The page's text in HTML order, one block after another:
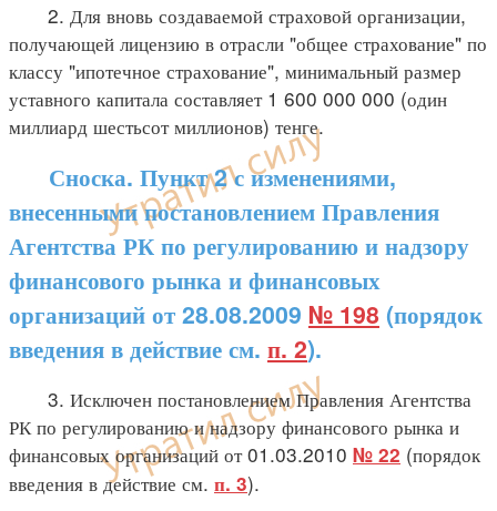
2. Для вновь создаваемой страховой организации,
получающей лицензию в отрасли "общее страхование" по
классу "ипотечное страхование", минимальный размер
уставного капитала составляет 1 600 000 000 (один
миллиард шестьсот миллионов) тенге.
Сноска. Пункт 2 с изменениями,
внесенными постановлением Правления
Агентства РК по регулированию и надзору
финансового рынка и финансовых
организаций от 28.08.2009 № 198 (порядок
введения в действие см. п. 2).
3. Исключен постановлением Правления Агентства
РК по регулированию и надзору финансового рынка и
финансовых организаций от 01.03.2010 № 22 (порядок
введения в действие см. п. 3).